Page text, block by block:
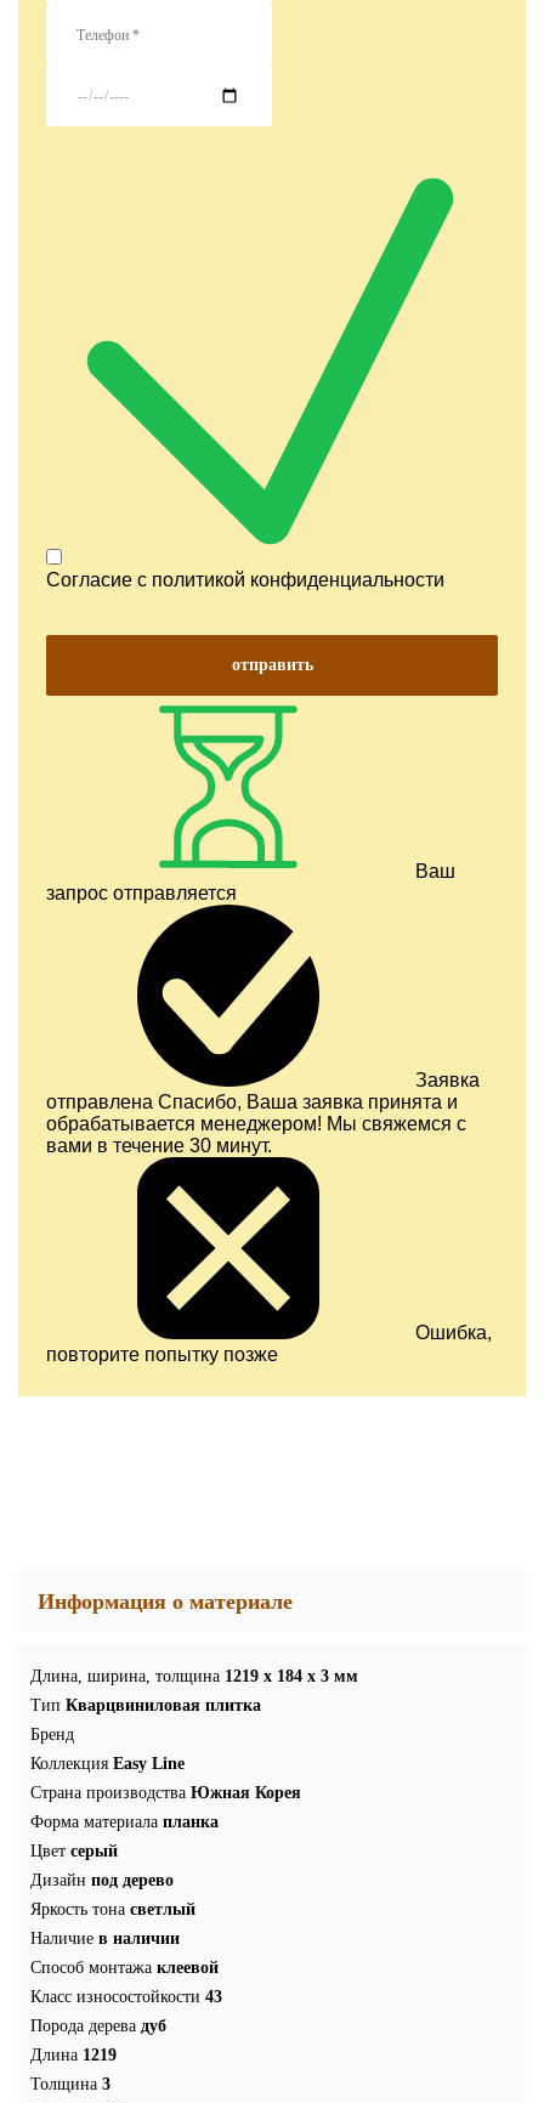
Согласие с политикой конфиденциальности
отправить
Ваш
запрос отправляется
Заявка
отправлена Спасибо, Ваша заявка принята и
обрабатывается менеджером! Мы свяжемся с
вами в течение 30 минут.
Ошибка,
повторите попытку позже
Информация о материале
Длина, ширина, толщина 1219 x 184 x 3 мм
Тип Кварцвиниловая плитка
Бренд
Коллекция Easy Line
Страна производства Южная Корея
Форма материала планка
Цвет серый
Дизайн под дерево
Яркость тона светлый
Наличие в наличии
Способ монтажа клеевой
Класс износостойкости 43
Порода дерева дуб
Длина 1219
Толщина 3